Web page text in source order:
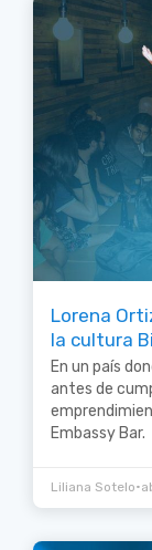
Lorena
la cultura
En un país
antes de
Embassy Bar.
Liliana Sotelo•